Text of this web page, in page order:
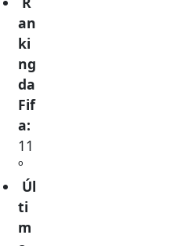
an
ki
ng
da
Fif
a:
11
º
Úl
ti
m
a